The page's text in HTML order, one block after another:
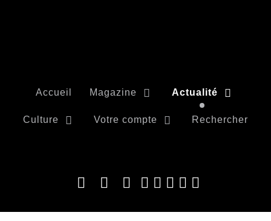
Accueil Magazine Actualité
Culture Votre compte Rechercher